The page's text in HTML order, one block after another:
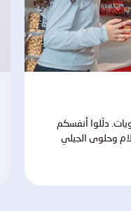
دلّلوا أنفسكم
وحلوى الجيلي